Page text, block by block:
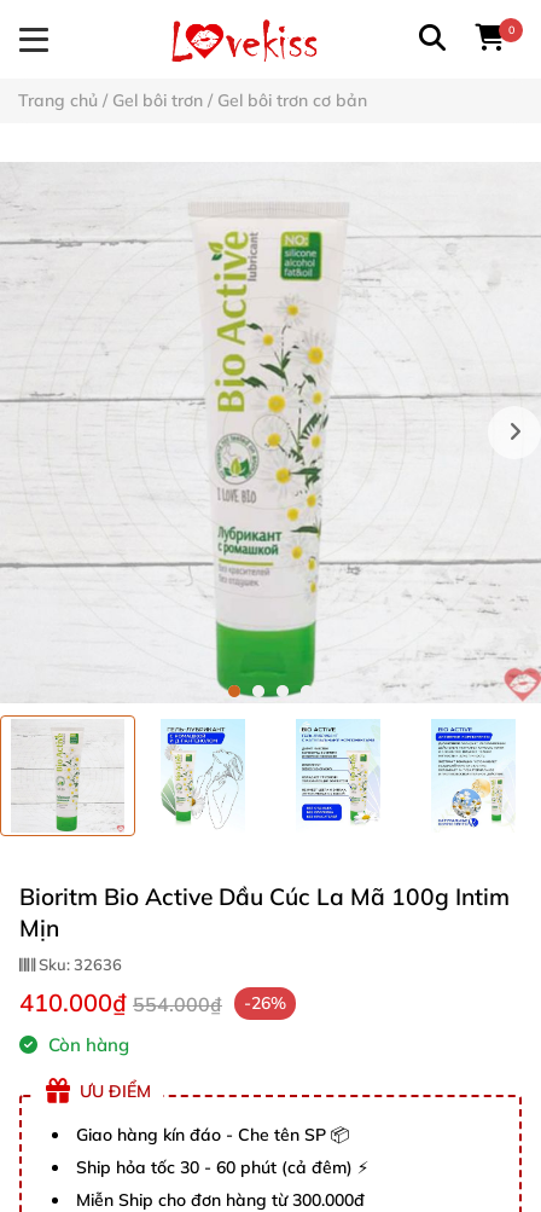
0
Trang chủ / Gel bôi trơn / Gel bôi trơn cơ bản
Bioritm Bio Active Dầu Cúc La Mã 100g Intim
Mịn
Sku:32636
410.000₫ 554.000₫ -26%
Còn hàng
ƯU ĐIỂM
Giao hàng kín đáo - Che tên SP 📦
Ship hỏa tốc 30 - 60 phút (cả đêm) ⚡
Miễn Ship cho đơn hàng từ 300.000đ